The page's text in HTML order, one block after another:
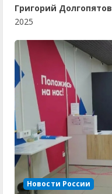
Григорий Долгопятов
2025
Новости России